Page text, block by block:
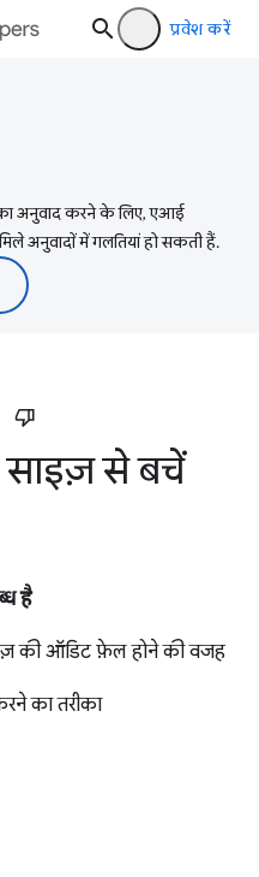
प्रवेश करें
अनुवाद करने के लिए, एआई
अनुवादों में गलतियां हो सकती हैं.
साइज़ से बचें
है
की ऑडिट फ़ेल होने की वजह
का तरीका